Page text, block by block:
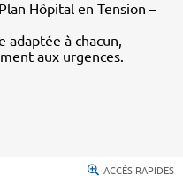
Hôpital en Tension –
adaptée à chacun,
aux urgences.
ACCÈS RAPIDES